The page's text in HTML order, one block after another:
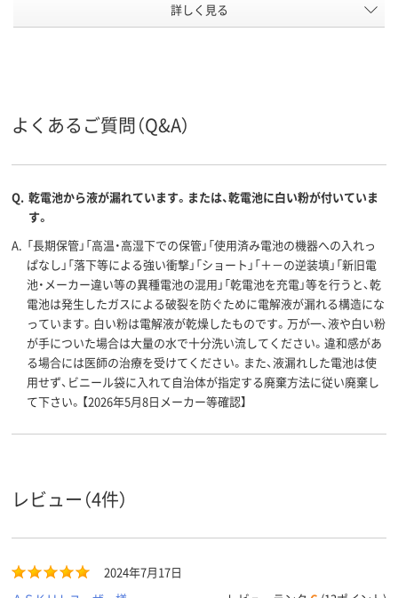
60
詳しく見る
よくあるご質問（Q&A）
Q. 乾電池から液が漏れています。または、乾電池に白い粉が付いていま
す。
A. 「長期保管」「高温・高湿下での保管」「使用済み電池の機器への入れっ
ぱなし」「落下等による強い衝撃」「ショート」「＋－の逆装填」「新旧電
池・メーカー違い等の異種電池の混用」「乾電池を充電」等を行うと、乾
電池は発生したガスによる破裂を防ぐために電解液が漏れる構造にな
っています。白い粉は電解液が乾燥したものです。万が一、液や白い粉
が手についた場合は大量の水で十分洗い流してください。違和感があ
る場合には医師の治療を受けてください。また、液漏れした電池は使
用せず、ビニール袋に入れて自治体が指定する廃棄方法に従い廃棄し
て下さい。【2026年5月8日メーカー等確認】
レビュー（4件）
2024年7月17日